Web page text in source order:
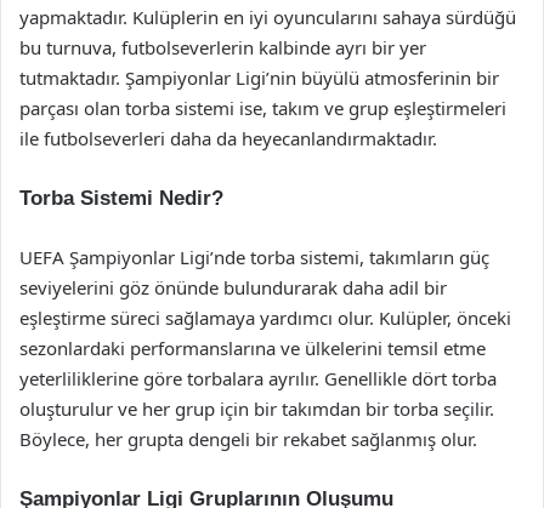
yapmaktadır. Kulüplerin en iyi oyuncularını sahaya sürdüğü
bu turnuva, futbolseverlerin kalbinde ayrı bir yer
tutmaktadır. Şampiyonlar Ligi’nin büyülü atmosferinin bir
parçası olan torba sistemi ise, takım ve grup eşleştirmeleri
ile futbolseverleri daha da heyecanlandırmaktadır.
Torba Sistemi Nedir?
UEFA Şampiyonlar Ligi’nde torba sistemi, takımların güç
seviyelerini göz önünde bulundurarak daha adil bir
eşleştirme süreci sağlamaya yardımcı olur. Kulüpler, önceki
sezonlardaki performanslarına ve ülkelerini temsil etme
yeterliliklerine göre torbalara ayrılır. Genellikle dört torba
oluşturulur ve her grup için bir takımdan bir torba seçilir.
Böylece, her grupta dengeli bir rekabet sağlanmış olur.
Şampiyonlar Ligi Gruplarının Oluşumu